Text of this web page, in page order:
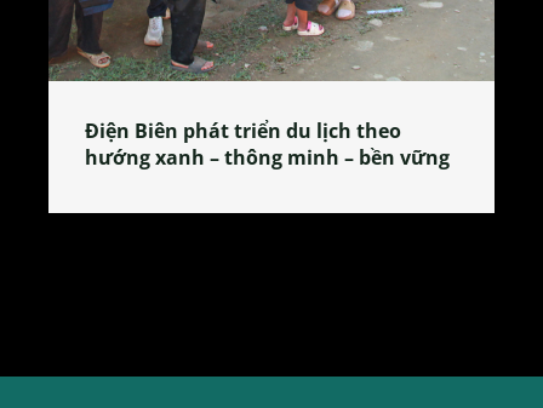
Làng làm bánh tẻ Phú Nhi – nơi lan
tỏa đặc sản xứ Đoài